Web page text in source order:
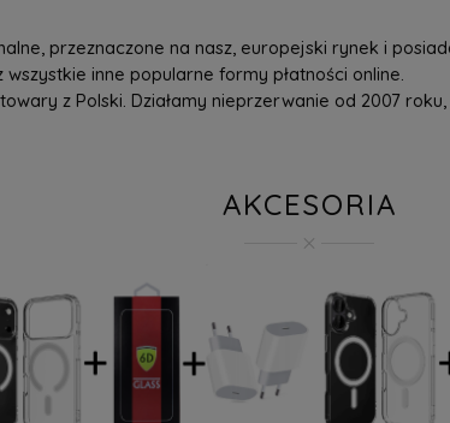
przeznaczone na nasz, europejski rynek i
inne popularne formy płatności online.
z Polski. Działamy nieprzerwanie od 2007
AKCESORIA